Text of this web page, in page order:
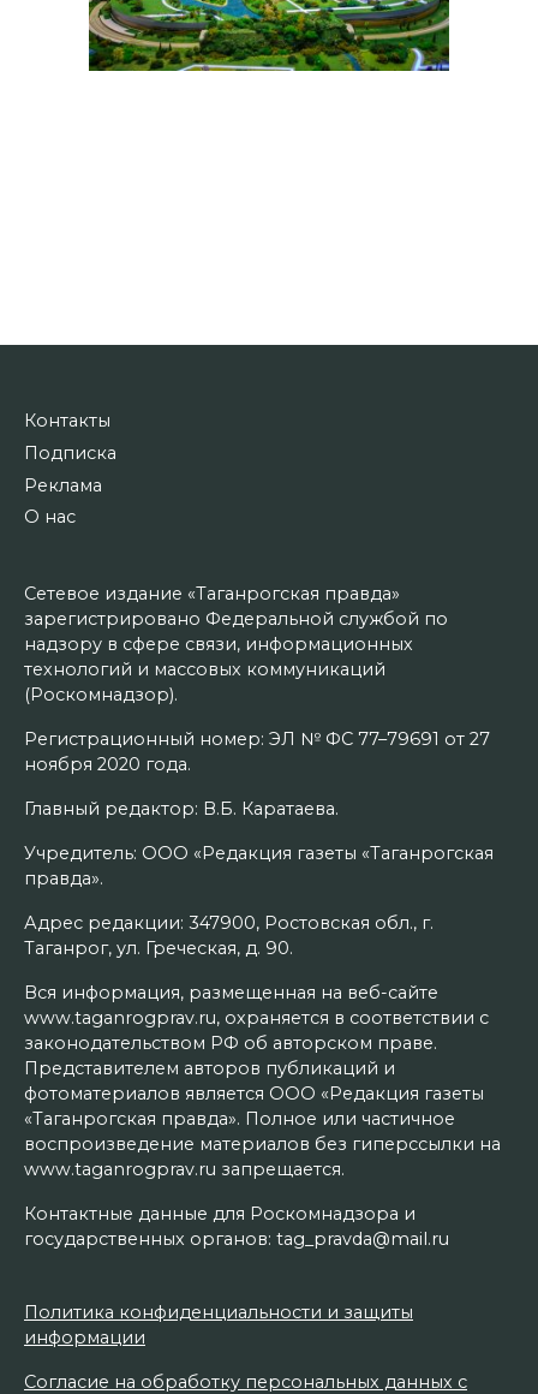
Контакты
Подписка
Реклама
О нас
Сетевое издание «Таганрогская правда»
зарегистрировано Федеральной службой по
надзору в сфере связи, информационных
технологий и массовых коммуникаций
(Роскомнадзор).
Регистрационный номер: ЭЛ № ФС 77–79691 от 27
ноября 2020 года.
Главный редактор: В.Б. Каратаева.
Учредитель: ООО «Редакция газеты «Таганрогская
правда».
Адрес редакции: 347900, Ростовская обл., г.
Таганрог, ул. Греческая, д. 90.
Вся информация, размещенная на веб-сайте
www.taganrogprav.ru, охраняется в соответствии с
законодательством РФ об авторском праве.
Представителем авторов публикаций и
фотоматериалов является ООО «Редакция газеты
«Таганрогская правда». Полное или частичное
воспроизведение материалов без гиперссылки на
www.taganrogprav.ru запрещается.
Контактные данные для Роскомнадзора и
государственных органов: tag_pravda@mail.ru
Политика конфиденциальности и защиты
информации
Согласие на обработку персональных данных с